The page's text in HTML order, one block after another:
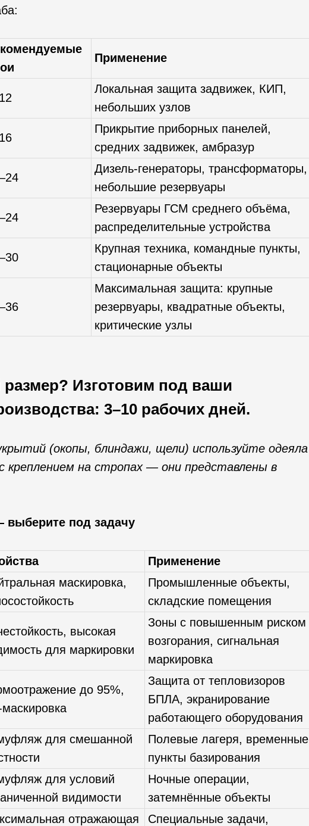
Применение
Локальная защита задвижек, КИП,
небольших узлов
Прикрытие приборных панелей,
средних задвижек, амбразур
Дизель-генераторы, трансформаторы,
небольшие резервуары
Резервуары ГСМ среднего объёма,
распределительные устройства
Крупная техника, командные пункты,
стационарные объекты
Максимальная защита: крупные
резервуары, квадратные объекты,
критические узлы
Изготовим под ваши
3–10 рабочих дней.
(окопы, блиндажи, щели) используйте одеяла
креплением на стропах — они представлены в
под задачу
Применение
маскировка,
Промышленные объекты,
складские помещения
высокая
для маркировки
Зоны с повышенным риском
возгорания, сигнальная
маркировка
до 95%,
Защита от тепловизоров
БПЛА, экранирование
работающего оборудования
для смешанной
Полевые лагеря, временные
пункты базирования
для условий
видимости
Ночные операции,
затемнённые объекты
отражающая
Специальные задачи,